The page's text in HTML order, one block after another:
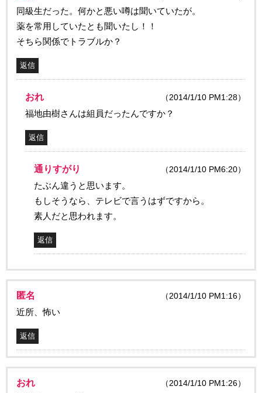
同級生だった。何かと悪い噂は聞いていたが。
薬を常用していたとも聞いたし！！
そちら関係でトラブルか？
返信
おれ （2014/1/10 PM1:28）
福地由樹さんは組員だったんですか？
返信
通りすがり （2014/1/10 PM6:20）
たぶん違うと思います。
もしそうなら、テレビで言うはずですから。
素人だと思われます。
返信
匿名 （2014/1/10 PM1:16）
近所、怖い
返信
おれ （2014/1/10 PM1:26）